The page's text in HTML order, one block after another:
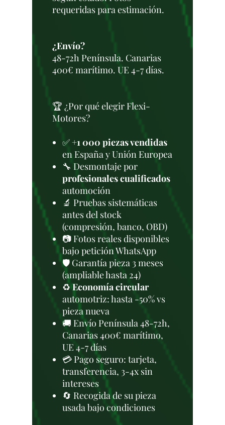
requeridas para estimación.
¿Envío?
48-72h Península. Canarias
400€ marítimo. UE 4-7 días.
🏆 ¿Por qué elegir Flexi-
Motores?
✅+1 000 piezas vendidas
en España y Unión Europea
🔧 Desmontaje por
profesionales cualificados
automoción
🔬 Pruebas sistemáticas
antes del stock
(compresión, banco, OBD)
📷 Fotos reales disponibles
bajo petición WhatsApp
🛡️ Garantía pieza 3 meses
(ampliable hasta 24)
♻️Economía circular
automotriz: hasta -50% vs
pieza nueva
🚚 Envío Península 48-72h,
Canarias 400€ marítimo,
UE 4-7 días
💳 Pago seguro: tarjeta,
transferencia, 3-4x sin
intereses
🔄 Recogida de su pieza
usada bajo condiciones